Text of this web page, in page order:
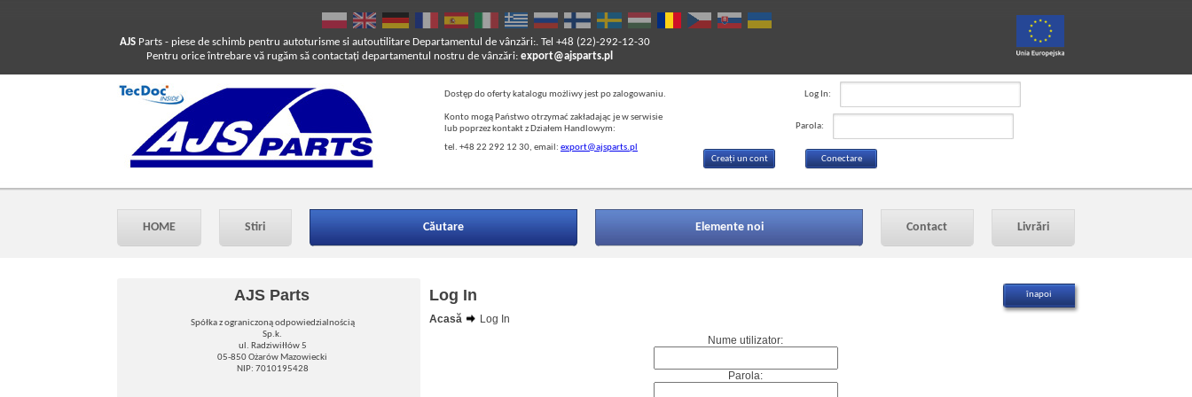
AJS Parts - piese de schimb pentru autoturisme si autoutilitare
Pentru orice întrebare vă rugăm să contactaţi departamentul nostru de vânzări: export@ajsparts.pl
Departamentul de vânzări:. Tel +48 (22)-292-12-30
Dostęp do oferty katalogu możliwy jest po zalogowaniu.
Konto mogą Państwo otrzymać zakładając je w serwisie
lub poprzez kontakt z Działem Handlowym:
tel. +48 22 292 12 30, email: export@ajsparts.pl
Log In:
Parola:
Creați un cont
HOME Stiri Căutare Elemente noi Contact Livrări
AJS Parts
Spółka z ograniczoną odpowiedzialnością
Sp.k.
ul. Radziwiłłów 5
05-850 Ożarów Mazowiecki
NIP: 7010195428
Log In
Acasă
Log In
Nume utilizator:
Parola: